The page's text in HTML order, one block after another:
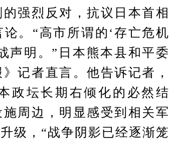
强烈反对，抗议日本首相
。“高市所谓的‘存亡危机
声明。”日本熊本县和平委
记者直言。他告诉记者，
政坛长期右倾化的必然结
周边，明显感受到相关军
级，“战争阴影已经逐渐笼